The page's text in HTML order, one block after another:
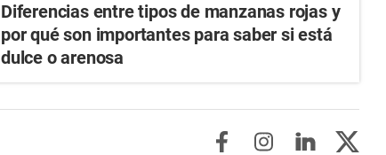
Diferencias entre tipos de manzanas rojas y
por qué son importantes para saber si está
dulce o arenosa